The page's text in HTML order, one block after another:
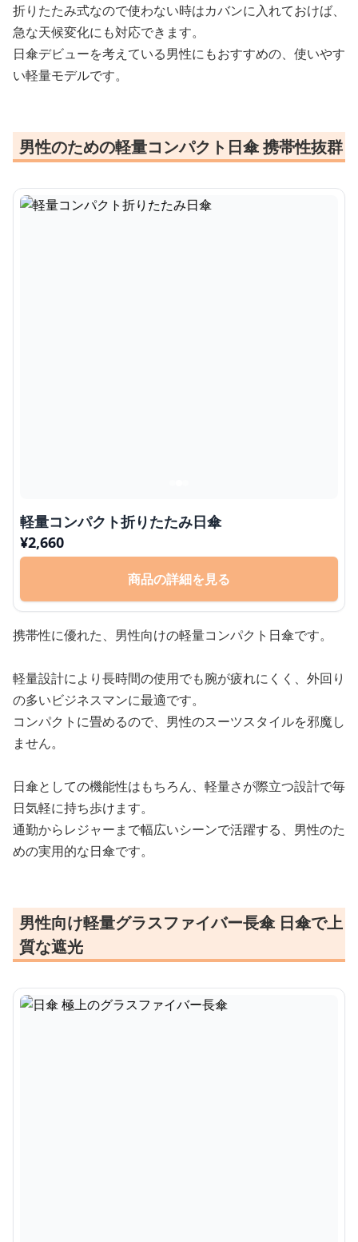
折りたたみ式なので使わない時はカバンに入れておけば、
急な天候変化にも対応できます。
日傘デビューを考えている男性にもおすすめの、使いやす
い軽量モデルです。
男性のための軽量コンパクト日傘 携帯性抜群
軽量コンパクト折りたたみ日傘
¥2,660
商品の詳細を見る
携帯性に優れた、男性向けの軽量コンパクト日傘です。
軽量設計により長時間の使用でも腕が疲れにくく、外回り
の多いビジネスマンに最適です。
コンパクトに畳めるので、男性のスーツスタイルを邪魔し
ません。
日傘としての機能性はもちろん、軽量さが際立つ設計で毎
日気軽に持ち歩けます。
通勤からレジャーまで幅広いシーンで活躍する、男性のた
めの実用的な日傘です。
男性向け軽量グラスファイバー長傘 日傘で上
質な遮光